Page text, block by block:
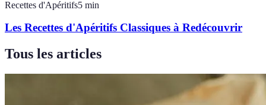
Recettes d'Apéritifs5 min
Les Recettes d'Apéritifs Classiques à Redécouvrir
Tous les articles